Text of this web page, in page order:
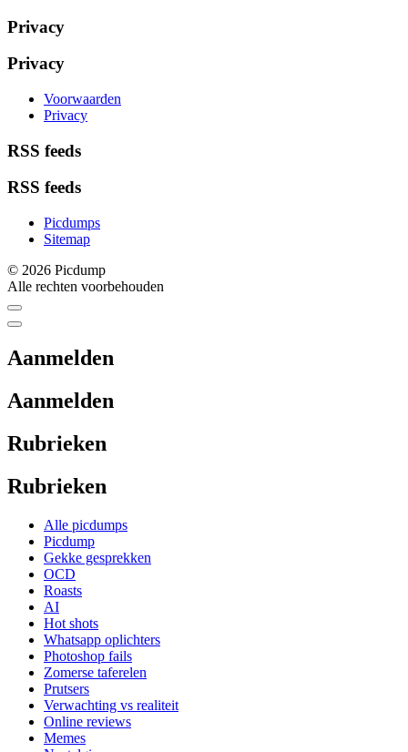
Privacy
Privacy
Voorwaarden
Privacy
RSS feeds
RSS feeds
Picdumps
Sitemap
© 2026 Picdump
Alle rechten voorbehouden
Aanmelden
Aanmelden
Rubrieken
Rubrieken
Alle picdumps
Picdump
Gekke gesprekken
OCD
Roasts
AI
Hot shots
Whatsapp oplichters
Photoshop fails
Zomerse taferelen
Prutsers
Verwachting vs realiteit
Online reviews
Memes